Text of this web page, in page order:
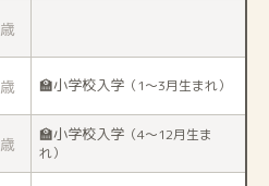
歳
歳 🏫小学校入学（1〜3月生まれ）
歳 🏫小学校入学（4〜12月生ま
れ）